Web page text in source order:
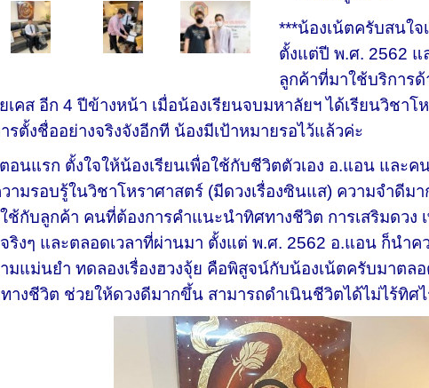
***น้องเน้ตครับสนใจ
ตั้งแต่ปี พ.ศ. 2562 แ
ลูกค้าที่มาใช้บริการ
เคส อีก 4 ปีข้างหน้า เมื่อน้องเรียนจบมหาลัยฯ ได้เรียนวิชา
รตั้งชื่ออย่างจริงจังอีกที น้องมีเป้าหมายรอไว้แล้วค่ะ
อนแรก ตั้งใจให้น้องเรียนเพื่อใช้กับชีวิตตัวเอง อ.แอน และค
ามรอบรู้ในวิชาโหราศาสตร์ (มีดวงเรื่องซินแส) ความจำดีมา
ช้กับลูกค้า คนที่ต้องการคำแนะนำทิศทางชีวิต การเสริมดวง
ริงๆ และตลอดเวลาที่ผ่านมา ตั้งแต่ พ.ศ. 2562 อ.แอน ก็นำค
มแม่นยำ ทดลองเรื่องฮวงจุ้ย คือพิสูจน์กับน้องเน้ตครับมาตล
างชีวิต ช่วยให้ดวงดีมากขึ้น สามารถดำเนินชีวิตได้ไม่ไร้ทิศไ